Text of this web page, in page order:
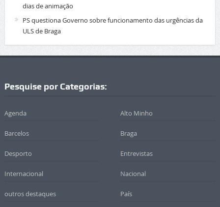
dias de animação
PS questiona Governo sobre funcionamento das urgências da
ULS de Braga
Pesquise por Categorias:
Agenda Alto Minho
Barcelos Braga
Desporto Entrevistas
Internacional Nacional
outros destaques País